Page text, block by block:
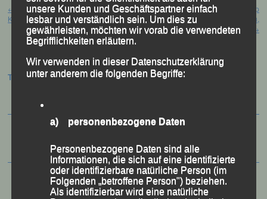
←
43. Masters World Cup –
Klosters/Schweiz, 08.-16.03.2025
„Karolina und Niclas von Glasenapp
sind Eltern geworden“ – Passau,
15.03.2025
→
Termine:
unsere Kunden und Geschäftspartner einfach
lesbar und verständlich sein. Um dies zu
gewährleisten, möchten wir vorab die verwendeten
Begrifflichkeiten erläutern.
Wir verwenden in dieser Datenschutzerklärung
unter anderem die folgenden Begriffe:
a) personenbezogene Daten
Personenbezogene Daten sind alle
Informationen, die sich auf eine identifizierte
oder identifizierbare natürliche Person (im
Folgenden „betroffene Person") beziehen.
Als identifizierbar wird eine natürliche